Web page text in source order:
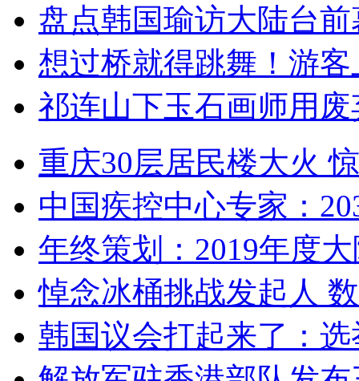
盘点韩国瑜访大陆台
想过桥就得跳舞！游客
祁连山下玉石画师用
重庆30层居民楼大火
中国疾控中心专家：
年终策划：2019年度
悼念冰桶挑战发起人
韩国议会打起来了：